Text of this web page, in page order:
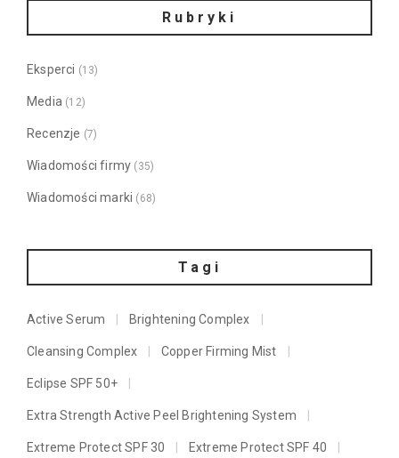
Rubryki
Eksperci (13)
Media (12)
Recenzje (7)
Wiadomości firmy (35)
Wiadomości marki (68)
Tagi
Active Serum Brightening Complex
Cleansing Complex Copper Firming Mist
Eclipse SPF 50+
Extra Strength Active Peel Brightening System
Extreme Protect SPF 30 Extreme Protect SPF 40